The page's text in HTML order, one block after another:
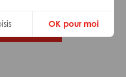
OK pour moi
Adéquat !